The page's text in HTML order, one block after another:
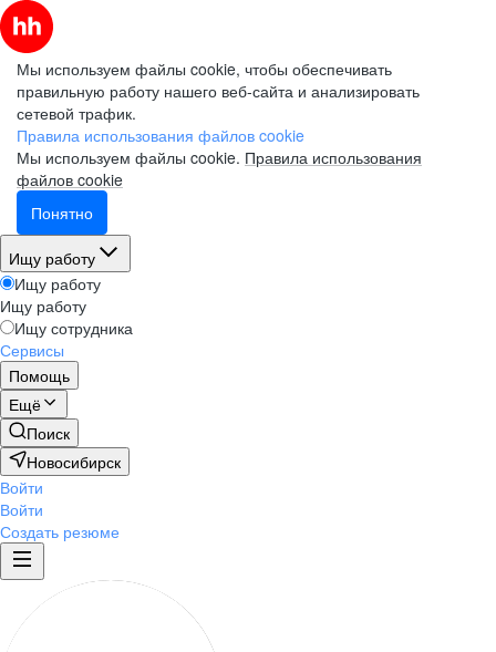
Мы используем файлы cookie, чтобы обеспечивать
правильную работу нашего веб-сайта и анализировать
сетевой трафик.
Правила использования файлов cookie
Мы используем файлы cookie. Правила использования
файлов cookie
Понятно
Ищу работу
Ищу работу
Ищу работу
Ищу сотрудника
Сервисы
Помощь
Ещё
Поиск
Новосибирск
Войти
Войти
Создать резюме